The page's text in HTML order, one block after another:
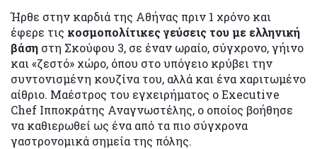
Ήρθε στην καρδιά της Αθήνας πριν 1 χρόνο και
έφερε τις κοσμοπολίτικες γεύσεις του με ελληνική
βάση στη Σκούφου 3, σε έναν ωραίο, σύγχρονο, γήινο
και «ζεστό» χώρο, όπου στο υπόγειο κρύβει την
συντονισμένη κουζίνα του, αλλά και ένα χαριτωμένο
αίθριο. Μαέστρος του εγχειρήματος ο Executive
Chef Ιπποκράτης Αναγνωστέλης, ο οποίος βοήθησε
να καθιερωθεί ως ένα από τα πιο σύγχρονα
γαστρονομικά σημεία της πόλης.